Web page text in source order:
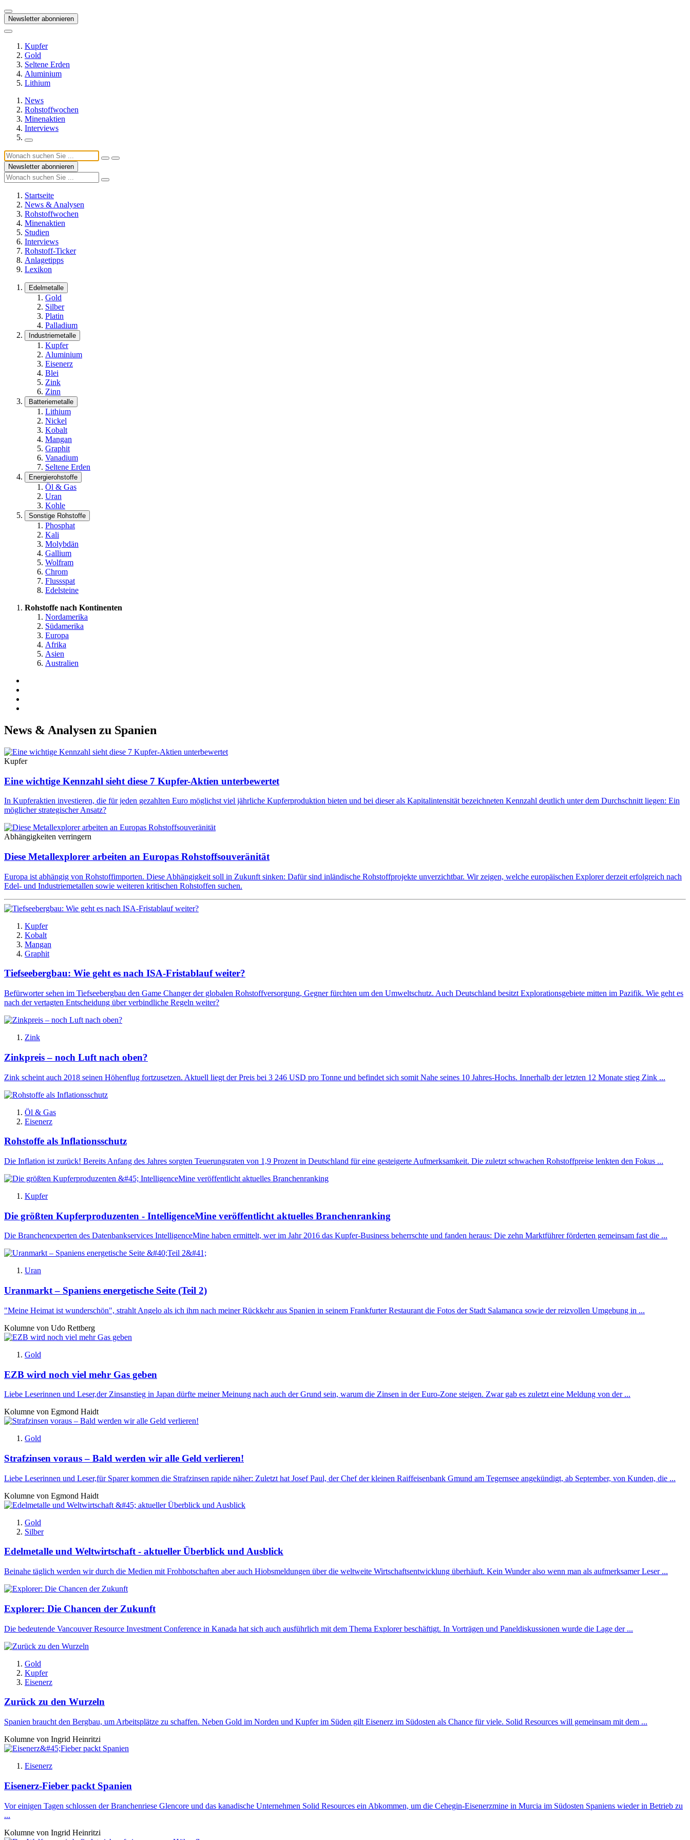
Newsletter abonnieren
Kupfer
Gold
Seltene Erden
Aluminium
Lithium
News
Rohstoffwochen
Minenaktien
Interviews
Newsletter abonnieren
Startseite
News & Analysen
Rohstoffwochen
Minenaktien
Studien
Interviews
Rohstoff-Ticker
Anlagetipps
Lexikon
Edelmetalle
Gold
Silber
Platin
Palladium
Industriemetalle
Kupfer
Aluminium
Eisenerz
Blei
Zink
Zinn
Batteriemetalle
Lithium
Nickel
Kobalt
Mangan
Graphit
Vanadium
Seltene Erden
Energierohstoffe
Öl & Gas
Uran
Kohle
Sonstige Rohstoffe
Phosphat
Kali
Molybdän
Gallium
Wolfram
Chrom
Flussspat
Edelsteine
Rohstoffe nach Kontinenten
Nordamerika
Südamerika
Europa
Afrika
Asien
Australien
News & Analysen zu Spanien
Kupfer
Eine wichtige Kennzahl sieht diese 7 Kupfer-Aktien unterbewertet
In Kupferaktien investieren, die für jeden gezahlten Euro möglichst viel jährliche Kupferproduktion bieten und bei dieser als Kapitalintensität bezeichneten Kennzahl deutlich unter dem Durchschnitt liegen: Ein
möglicher strategischer Ansatz?
Abhängigkeiten verringern
Diese Metallexplorer arbeiten an Europas Rohstoffsouveränität
Europa ist abhängig von Rohstoffimporten. Diese Abhängigkeit soll in Zukunft sinken: Dafür sind inländische Rohstoffprojekte unverzichtbar. Wir zeigen, welche europäischen Explorer derzeit erfolgreich nach
Edel- und Industriemetallen sowie weiteren kritischen Rohstoffen suchen.
Kupfer
Kobalt
Mangan
Graphit
Tiefseebergbau: Wie geht es nach ISA-Fristablauf weiter?
Befürworter sehen im Tiefseebergbau den Game Changer der globalen Rohstoffversorgung, Gegner fürchten um den Umweltschutz. Auch Deutschland besitzt Explorationsgebiete mitten im Pazifik. Wie geht es
nach der vertagten Entscheidung über verbindliche Regeln weiter?
Zink
Zinkpreis – noch Luft nach oben?
Zink scheint auch 2018 seinen Höhenflug fortzusetzen. Aktuell liegt der Preis bei 3 246 USD pro Tonne und befindet sich somit Nahe seines 10 Jahres-Hochs. Innerhalb der letzten 12 Monate stieg Zink ...
Öl & Gas
Eisenerz
Rohstoffe als Inflationsschutz
Die Inflation ist zurück! Bereits Anfang des Jahres sorgten Teuerungsraten von 1,9 Prozent in Deutschland für eine gesteigerte Aufmerksamkeit. Die zuletzt schwachen Rohstoffpreise lenkten den Fokus ...
Kupfer
Die größten Kupferproduzenten - IntelligenceMine veröffentlicht aktuelles Branchenranking
Die Branchenexperten des Datenbankservices IntelligenceMine haben ermittelt, wer im Jahr 2016 das Kupfer-Business beherrschte und fanden heraus: Die zehn Marktführer förderten gemeinsam fast die ...
Uran
Uranmarkt – Spaniens energetische Seite (Teil 2)
"Meine Heimat ist wunderschön", strahlt Angelo als ich ihm nach meiner Rückkehr aus Spanien in seinem Frankfurter Restaurant die Fotos der Stadt Salamanca sowie der reizvollen Umgebung in ...
Kolumne von Udo Rettberg
Gold
EZB wird noch viel mehr Gas geben
Liebe Leserinnen und Leser,der Zinsanstieg in Japan dürfte meiner Meinung nach auch der Grund sein, warum die Zinsen in der Euro-Zone steigen. Zwar gab es zuletzt eine Meldung von der ...
Kolumne von Egmond Haidt
Gold
Strafzinsen voraus – Bald werden wir alle Geld verlieren!
Liebe Leserinnen und Leser,für Sparer kommen die Strafzinsen rapide näher: Zuletzt hat Josef Paul, der Chef der kleinen Raiffeisenbank Gmund am Tegernsee angekündigt, ab September, von Kunden, die ...
Kolumne von Egmond Haidt
Gold
Silber
Edelmetalle und Weltwirtschaft - aktueller Überblick und Ausblick
Beinahe täglich werden wir durch die Medien mit Frohbotschaften aber auch Hiobsmeldungen über die weltweite Wirtschaftsentwicklung überhäuft. Kein Wunder also wenn man als aufmerksamer Leser ...
Explorer: Die Chancen der Zukunft
Die bedeutende Vancouver Resource Investment Conference in Kanada hat sich auch ausführlich mit dem Thema Explorer beschäftigt. In Vorträgen und Paneldiskussionen wurde die Lage der ...
Gold
Kupfer
Eisenerz
Zurück zu den Wurzeln
Spanien braucht den Bergbau, um Arbeitsplätze zu schaffen. Neben Gold im Norden und Kupfer im Süden gilt Eisenerz im Südosten als Chance für viele. Solid Resources will gemeinsam mit dem ...
Kolumne von Ingrid Heinritzi
Eisenerz
Eisenerz-Fieber packt Spanien
Vor einigen Tagen schlossen der Branchenriese Glencore und das kanadische Unternehmen Solid Resources ein Abkommen, um die Cehegin-Eisenerzmine in Murcia im Südosten Spaniens wieder in Betrieb zu
...
Kolumne von Ingrid Heinritzi